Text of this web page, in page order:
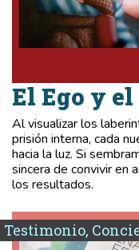
El Ego y
Al visualizar los
prisión interna, cada
hacia la luz. Si
sincera de convivir en
los resultados.
Testimonio,